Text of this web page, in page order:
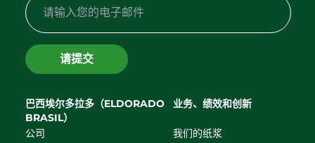
请提交
巴西埃尔多拉多（ELDORADO
BRASIL）
公司
业务、绩效和创新
我们的纸浆